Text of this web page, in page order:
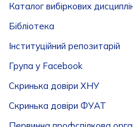
Каталог вибіркових
Бібліотека
Інституційний репозитарій
Група у Facebook
Скринька довіри ХНУ
Скринька довіри ФУАТ